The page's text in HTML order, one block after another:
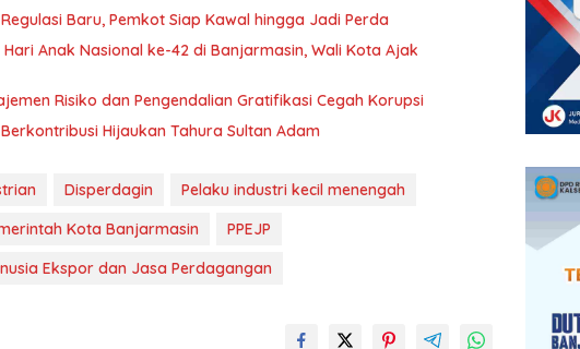
Baru, Pemkot Siap Kawal hingga Jadi Perda
Anak Nasional ke-42 di Banjarmasin, Wali Kota Ajak
Risiko dan Pengendalian Gratifikasi Cegah Korupsi
Hijaukan Tahura Sultan Adam
Disperdagin
Pelaku industri kecil menengah
Kota Banjarmasin
PPEJP
Ekspor dan Jasa Perdagangan